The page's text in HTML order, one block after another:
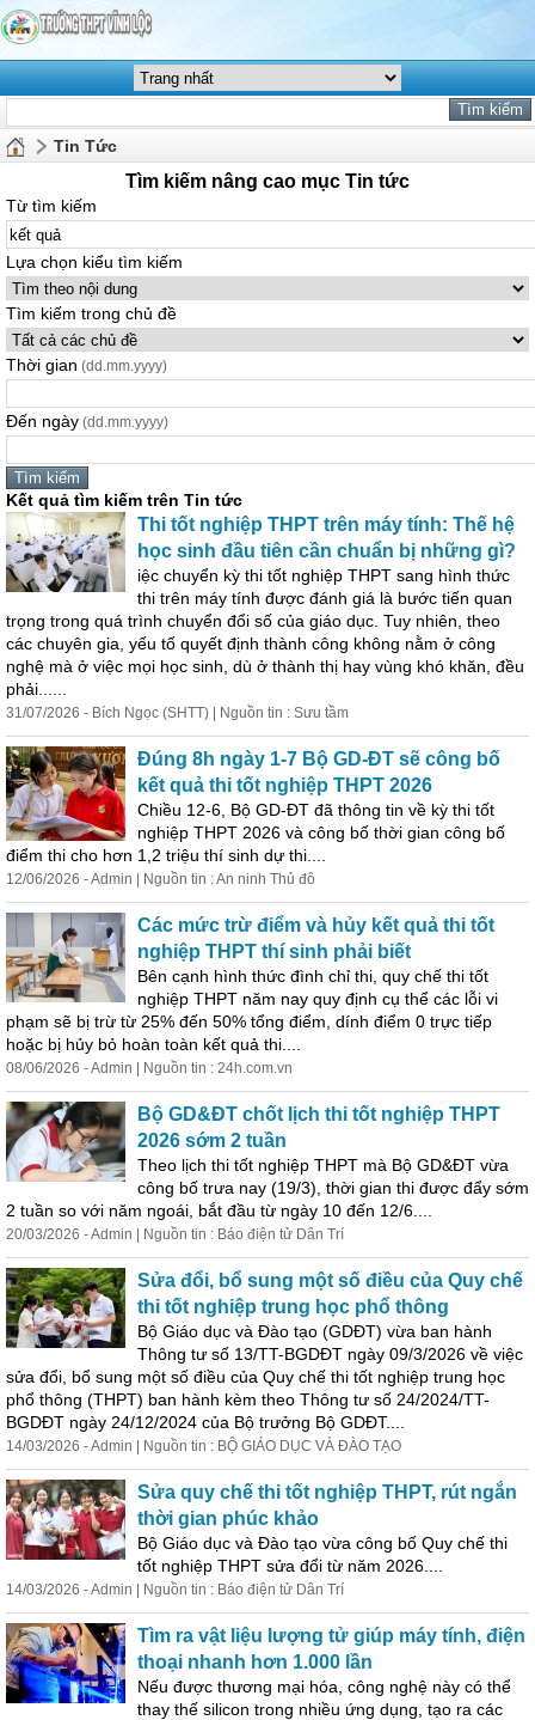
Tin Tức
Tìm kiếm nâng cao mục Tin tức
Từ tìm kiếm
Lựa chọn kiểu tìm kiếm
Tìm kiếm trong chủ đề
Thời gian (dd.mm.yyyy)
Đến ngày (dd.mm.yyyy)
Kết quả tìm kiếm trên Tin tức
Thi tốt nghiệp THPT trên máy tính: Thế hệ
học sinh đầu tiên cần chuẩn bị những gì?
iệc chuyển kỳ thi tốt nghiệp THPT sang hình thức
thi trên máy tính được đánh giá là bước tiến quan
trọng trong quá trình chuyển đổi số của giáo dục. Tuy nhiên, theo
các chuyên gia, yếu tố quyết định thành công không nằm ở công
nghệ mà ở việc mọi học sinh, dù ở thành thị hay vùng khó khăn, đều
phải......
31/07/2026 - Bích Ngọc (SHTT) | Nguồn tin : Sưu tầm
Đúng 8h ngày 1-7 Bộ GD-ĐT sẽ công bố
kết quả thi tốt nghiệp THPT 2026
Chiều 12-6, Bộ GD-ĐT đã thông tin về kỳ thi tốt
nghiệp THPT 2026 và công bố thời gian công bố
điểm thi cho hơn 1,2 triệu thí sinh dự thi....
12/06/2026 - Admin | Nguồn tin : An ninh Thủ đô
Các mức trừ điểm và hủy kết quả thi tốt
nghiệp THPT thí sinh phải biết
Bên cạnh hình thức đình chỉ thi, quy chế thi tốt
nghiệp THPT năm nay quy định cụ thể các lỗi vi
phạm sẽ bị trừ từ 25% đến 50% tổng điểm, dính điểm 0 trực tiếp
hoặc bị hủy bỏ hoàn toàn kết quả thi....
08/06/2026 - Admin | Nguồn tin : 24h.com.vn
Bộ GD&ĐT chốt lịch thi tốt nghiệp THPT
2026 sớm 2 tuần
Theo lịch thi tốt nghiệp THPT mà Bộ GD&ĐT vừa
công bố trưa nay (19/3), thời gian thi được đẩy sớm
2 tuần so với năm ngoái, bắt đầu từ ngày 10 đến 12/6....
20/03/2026 - Admin | Nguồn tin : Báo điện tử Dân Trí
Sửa đổi, bổ sung một số điều của Quy chế
thi tốt nghiệp trung học phổ thông
Bộ Giáo dục và Đào tạo (GDĐT) vừa ban hành
Thông tư số 13/TT-BGDĐT ngày 09/3/2026 về việc
sửa đổi, bổ sung một số điều của Quy chế thi tốt nghiệp trung học
phổ thông (THPT) ban hành kèm theo Thông tư số 24/2024/TT-
BGDĐT ngày 24/12/2024 của Bộ trưởng Bộ GDĐT....
14/03/2026 - Admin | Nguồn tin : BỘ GIÁO DỤC VÀ ĐÀO TẠO
Sửa quy chế thi tốt nghiệp THPT, rút ngắn
thời gian phúc khảo
Bộ Giáo dục và Đào tạo vừa công bố Quy chế thi
tốt nghiệp THPT sửa đổi từ năm 2026....
14/03/2026 - Admin | Nguồn tin : Báo điện tử Dân Trí
Tìm ra vật liệu lượng tử giúp máy tính, điện
thoại nhanh hơn 1.000 lần
Nếu được thương mại hóa, công nghệ này có thể
thay thế silicon trong nhiều ứng dụng, tạo ra các